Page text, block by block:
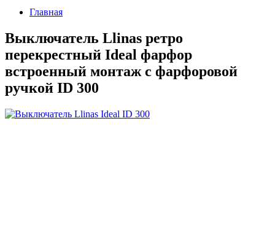
Главная
Выключатель Llinas ретро
перекрестный Ideal фарфор
встроенный монтаж с фарфоровой
ручкой ID 300